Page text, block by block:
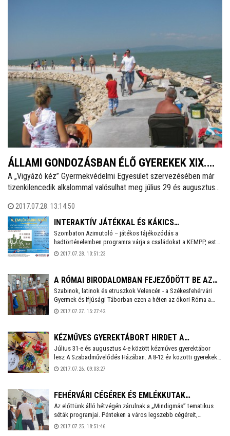
ÁLLAMI GONDOZÁSBAN ÉLŐ GYEREKEK XIX.
TESTVÉRTÁBORA KEZDŐDIK
BALATONFENYVESEN
A „Vigyázó kéz” Gyermekvédelmi Egyesület szervezésében már
tizenkilencedik alkalommal valósulhat meg július 29 és augusztus
gondozásba kiemelt, különböző fejér megyei településeken élő
vér szerinti testvérek egy hétig együtt nyaralhatnak
Balatonfenyvesen.
2017.07.28. 13:14:50
INTERAKTÍV JÁTÉKKAL ÉS KÁKICS
KONCERTTEL FOLYTATÓDIK AZ EMLÉKPARKI
NYÁR
Szombaton Azimutoló – játékos tájékozódás a
hadtörténelemben programra várja a családokat a KEMPP, este
pedig a Kákics zenekar ad műsort a Nagy Háborúra emlékezve.
2017.07.28. 10:51:23
A RÓMAI BIRODALOMBAN FEJEZŐDÖTT BE AZ
IDEI VELENCEI NYÁRI TÁBOR
Szabinok, latinok és etruszkok Velencén - a Székesfehérvári
Gyermek és Ifjúsági Táborban ezen a héten az ókori Róma a
központi téma. A dél- és észak-amerikai indián világba repítő,
2017.07.27. 15:27:42
KÉZMŰVES GYEREKTÁBORT HIRDET A
SZABADMŰVELŐDÉS HÁZA
Július 31-e és augusztus 4-e között kézműves gyerektábor
lesz A Szabadművelődés Házában. A 8-12 év közötti gyerekeket
négy foglalkozásvezető várja, többek között kipróbálhatják a
379 8519 vagy iroda@fenyszarvas.hu.
2017.07.26. 09:03:27
FEHÉRVÁRI CÉGÉREK ÉS EMLÉKKUTAK
FELFEDEZÉSÉVEL ZÁRULNAK A TEMATIKUS
SÉTÁK
Az előttünk álló hétvégén zárulnak a „Mindigmás” tematikus
séták programjai. Pénteken a város legszebb cégéreit,
szombaton pedig a belvárosi emlékkutakat ismerhetjük meg a
2017.07.25. 18:51:46